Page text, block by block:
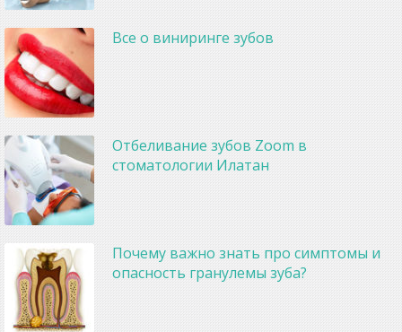
Все о виниринге зубов
Отбеливание зубов Zoom в
стоматологии Илатан
Почему важно знать про симптомы и
опасность гранулемы зуба?